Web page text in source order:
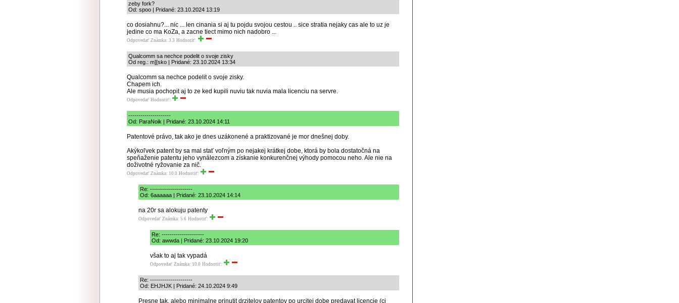
zeby fork?
Od: spoo | Pridané: 23.10.2024 13:19
co dosiahnu?... nic ... len cinania si aj tu pojdu svojou cestou .. sice stratia nejaky cas ale to uz je
jedine co ma KoZa, a zacne tiect mimo nich nadobro ...
Odpovedať Známka: 3.3 Hodnotiť:
Qualcomm sa nechce podelit o svoje zisky
Od reg.: m][sko | Pridané: 23.10.2024 13:34
Qualcomm sa nechce podelit o svoje zisky.
Chapem ich.
Ale musia pochopit aj to ze ked kupili nuviu tak nuvia mala licenciu na servre.
Odpovedať Hodnotiť:
---------------------
Od: ParaNoik | Pridané: 23.10.2024 14:11
Patentové právo, tak ako je dnes uzákonené a praktizované je mor dnešnej doby.
Akýkoľvek patent by sa mal stať voľným po nejakej krátkej dobe, ktorá by bola dostatočná na
speňaženie patentu jeho vynálezcom a získanie konkurenčnej výhody pomocou neho. Ale nie na
doživotné ryžovanie za nič.
Odpovedať Známka: 10.0 Hodnotiť:
Re: ---------------------
Od: 6aaaaaa | Pridané: 23.10.2024 14:14
na 20r sa alokuju patenty
Odpovedať Známka: 5.6 Hodnotiť:
Re: ---------------------
Od: awwda | Pridané: 23.10.2024 19:20
však to aj tak vypadá
Odpovedať Známka: 10.0 Hodnotiť:
Re: ---------------------
Od: EHJHJK | Pridané: 24.10.2024 9:49
Presne tak, alebo minimalne prinutit drzitelov patentov po urcitej dobe predavat licencie (ci